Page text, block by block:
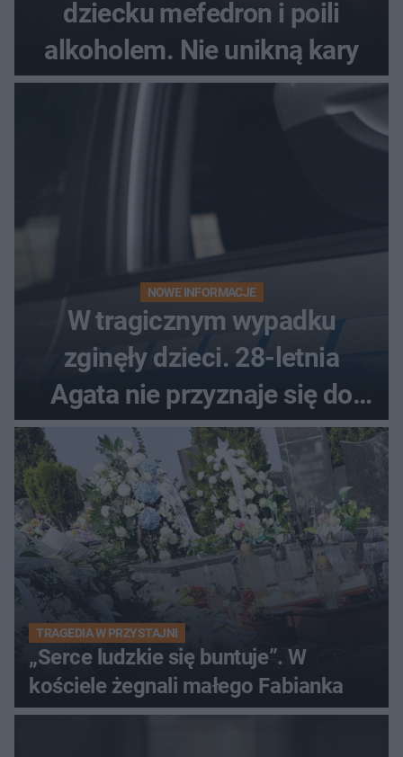
dziecku mefedron i poili
alkoholem. Nie unikną kary
NOWE INFORMACJE
W tragicznym wypadku
zginęły dzieci. 28-letnia
Agata nie przyznaje się do
winy
TRAGEDIA W PRZYSTAJNI
„Serce ludzkie się buntuje”. W
kościele żegnali małego Fabianka